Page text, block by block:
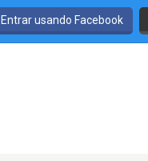
Entrar usando Facebook